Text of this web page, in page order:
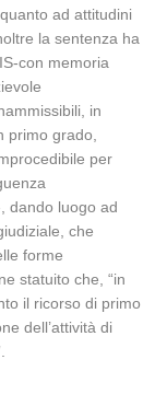
ad attitudini
la sentenza ha
con memoria
in
primo grado,
per
dando luogo ad
che
forme
statuito che, “in
il ricorso di primo
dell’attività di